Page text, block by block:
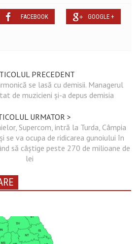
FACEBOOK GOOGLE +
PRECEDENT
se lasă cu demisii. Managerul
de muzicieni și-a depus demisia
URMATOR >
Supercom, intră la Turda, Câmpia
se va ocupa de ridicarea gunoiului în
să câștige peste 270 de milioane de
lei